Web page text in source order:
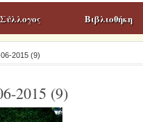
Βιβλιοθήκη
2015 (9)
2015 (9)